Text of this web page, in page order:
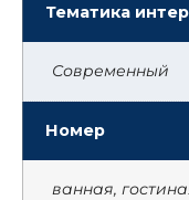
Тематика
Современный
Номер
ванная,